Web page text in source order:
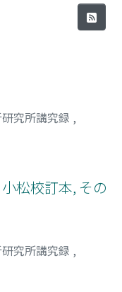
究所講究録 ,
松校訂本, その
究所講究録 ,